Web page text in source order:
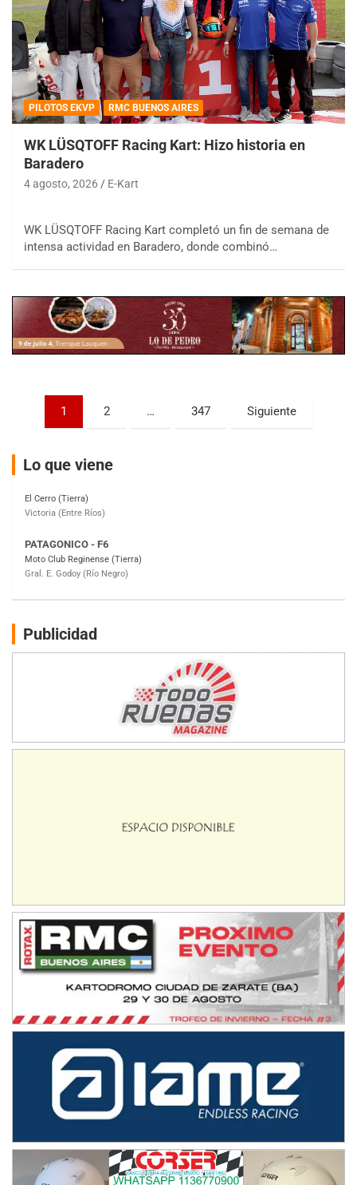
PILOTOS EKVP RMC BUENOS AIRES
WK LÜSQTOFF Racing Kart: Hizo historia en
Baradero
4 agosto, 2026 E-Kart
WK LÜSQTOFF Racing Kart completó un fin de semana de
intensa actividad en Baradero, donde combinó…
Paginación
entradas
1 2 … 347 Siguiente
Lo que viene
COBERTURA ESPECIAL DE E-KART.COM.AR
IAME SERIES ARGENTINA 6
Ramiro Tot (Asfalto)
Ciudad de Trenque Lauquen (Asfalto)
Trenque Lauquen (Buenos Aires)
ENTRERRIANO - F6 (POSTERGADA)
VICTORIENSE - F7
El Cerro (Tierra)
PATAGONICO - F6
Gral. E. Godoy (Río Negro)
Juventud Unida (Tierra)
Humboldt (Santa Fe)
SUR SANTAFESINO - F4
El Timbó (Tucumán)
Trenque Lauquen (Buenos Aires)
ENTRERRIANO - F6 (POSTERGADA)
Parque de la Velocidad (Asfalto)
Villaguay (Entre Ríos)
El Cerro (Tierra)
Victoria (Entre Ríos)
PATAGONICO - F6
Moto Club Reginense (Tierra)
Gral. E. Godoy (Río Negro)
CSK - F7
Humboldt (Santa Fe)
Publicidad